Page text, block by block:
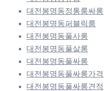
대전봉명동정통룸싸롱
대전봉명동퍼블릭룸
대전봉명동풀사롱
대전봉명동풀살롱
대전봉명동풀싸롱
대전봉명동풀싸롱가격
대전봉명동풀싸롱견적